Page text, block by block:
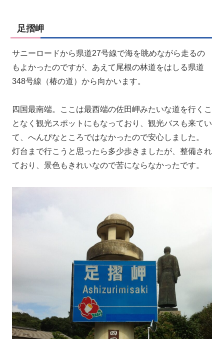
足摺岬
サニーロードから県道27号線で海を眺めながら走るの
もよかったのですが、あえて尾根の林道をはしる県道
348号線（椿の道）から向かいます。
四国最南端。ここは最西端の佐田岬みたいな道を行くこ
となく観光スポットにもなっており、観光バスも来てい
て、へんぴなところではなかったので安心しました。
灯台まで行こうと思ったら多少歩きましたが、整備され
ており、景色もきれいなので苦にならなかったです。